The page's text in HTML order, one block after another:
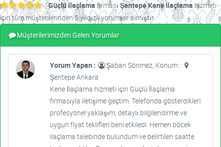
Güçlü İlaçlama firmasıŞentepe Kene İlaçlama hizmeti
için tüm müşterilerinden 5 yıldızlı yorumlar almıştır.
Müşterilerimizden Gelen Yorumlar
Yorum Yapan :
Şaban Sönmez, Konum :
Şentepe Ankara
Kene İlaçlama hizmeti için Güçlü İlaçlama
firmasıyla iletişime geçtim. Telefonda gösterdikleri
profesyonel yaklaşım, detaylı bilgilendirme ve
uygun fiyat teklifleri beni etkiledi. Hemen böcek
ilaçlama talebinde bulundum ve belirtilen saatte